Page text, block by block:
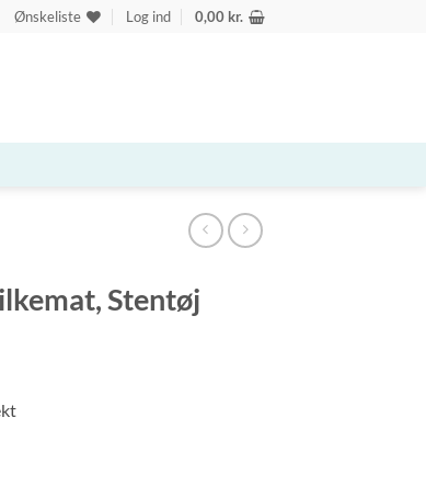
Ønskeliste Log ind 0,00 kr.
Stentøj